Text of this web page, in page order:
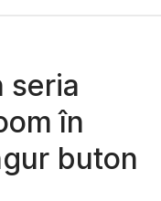
seria
în
buton